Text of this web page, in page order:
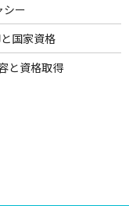
シー
国家資格
と資格取得